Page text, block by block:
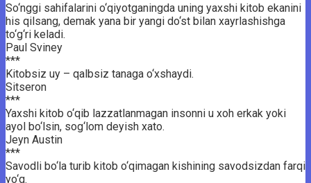
So‘nggi sahifalarini o‘qiyotganingda uning yaxshi kitob ekanini
his qilsang, demak yana bir yangi do‘st bilan xayrlashishga
to‘g‘ri keladi.
Paul Sviney
***
Kitobsiz uy – qalbsiz tanaga o‘xshaydi.
Sitseron
***
Yaxshi kitob o‘qib lazzatlanmagan insonni u xoh erkak yoki
ayol bo‘lsin, sog‘lom deyish xato.
Jeyn Austin
***
Savodli bo‘la turib kitob o‘qimagan kishining savodsizdan farqi
yo‘q.